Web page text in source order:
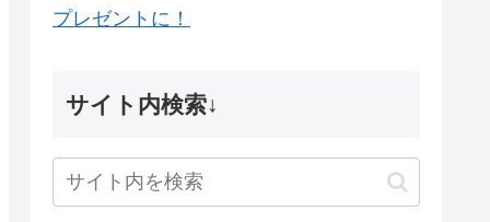
プレゼントに！
サイト内検索↓